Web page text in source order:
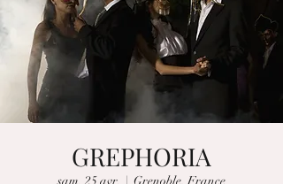
GREPHORIA
sam. 25 avr.
  |
Grenoble, France